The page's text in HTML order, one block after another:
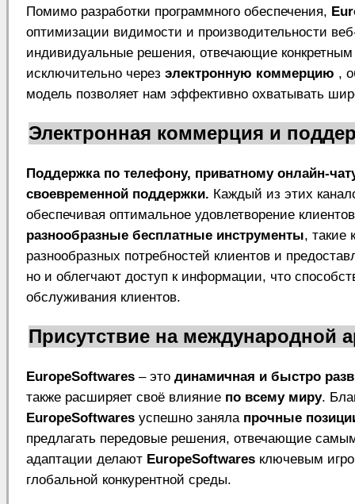
Помимо разработки программного обеспечения,
оптимизации видимости и производительности
индивидуальные решения, отвечающие
исключительно через электронную коммерцию ,
модель позволяет нам эффективно охватывать
Электронная коммерция и
Поддержка по телефону, приватному онлайн-
своевременной поддержки. Каждый из этих
обеспечивая оптимальное удовлетворение
разнообразные бесплатные инструменты, такие
разнообразных потребностей клиентов и
но и облегчают доступ к информации, что
обслуживания клиентов.
Присутствие на международной
EuropeSoftwares – это динамичная и быстро
также расширяет своё влияние по всему миру.
EuropeSoftwares успешно заняла прочные
предлагать передовые решения, отвечающие
адаптации делают EuropeSoftwares ключевым
глобальной конкурентной среды.